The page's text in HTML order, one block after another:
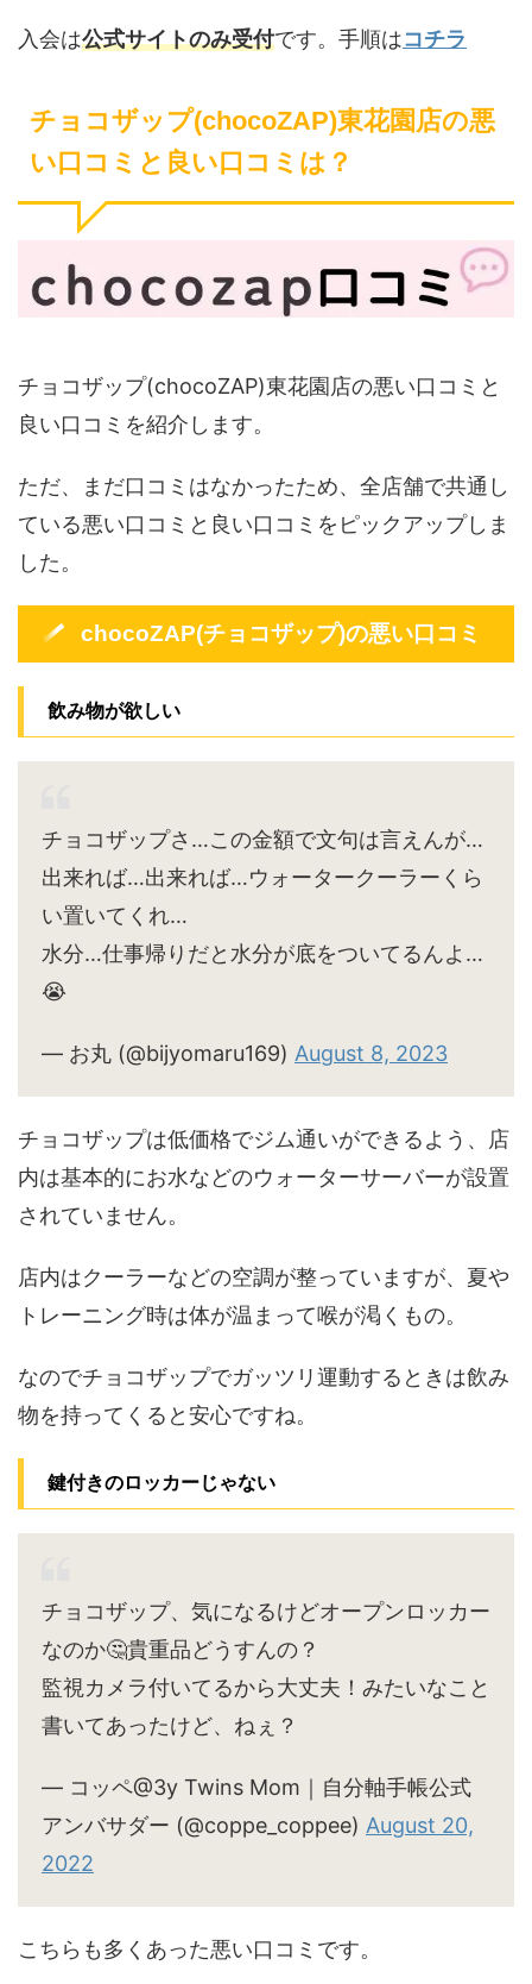
入会は公式サイトのみ受付です。手順はコチラ
チョコザップ(chocoZAP)東花園店の悪
い口コミと良い口コミは？
チョコザップ(chocoZAP)東花園店の悪い口コミと
良い口コミを紹介します。
ただ、まだ口コミはなかったため、全店舗で共通し
ている悪い口コミと良い口コミをピックアップしま
した。
chocoZAP(チョコザップ)の悪い口コミ
飲み物が欲しい
チョコザップさ…この金額で文句は言えんが…
出来れば…出来れば…ウォータークーラーくら
い置いてくれ…
水分…仕事帰りだと水分が底をついてるんよ…
😭
— お丸 (@bijyomaru169) August 8, 2023
チョコザップは低価格でジム通いができるよう、店
内は基本的にお水などのウォーターサーバーが設置
されていません。
店内はクーラーなどの空調が整っていますが、夏や
トレーニング時は体が温まって喉が渇くもの。
なのでチョコザップでガッツリ運動するときは飲み
物を持ってくると安心ですね。
鍵付きのロッカーじゃない
チョコザップ、気になるけどオープンロッカー
なのか🤔貴重品どうすんの？
監視カメラ付いてるから大丈夫！みたいなこと
書いてあったけど、ねぇ？
— コッペ@3y Twins Mom｜自分軸手帳公式
アンバサダー (@coppe_coppee) August 20,
2022
こちらも多くあった悪い口コミです。